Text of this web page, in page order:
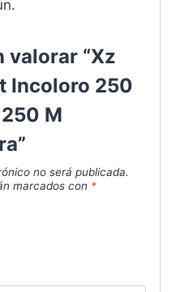
valorar “Xz
Incoloro 250
M
no será publicada.
marcados con *